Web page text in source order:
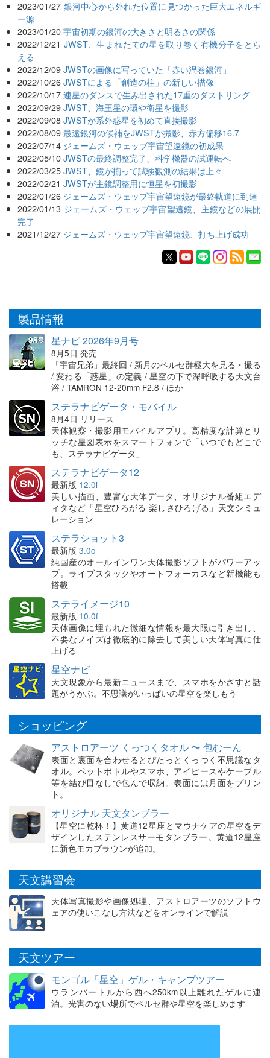
2023/01/27 銀河中心から外れた位置に見つかった巨大エネルギ
ー源
2023/01/20 宇宙初期の銀河の大きさと明るさの関係
2022/12/21 JWST、生まれたての星を取り巻く有機分子をとら
える
2022/12/09 JWSTの画像に写っていた「赤い渦巻銀河」
2022/10/26 JWSTによる「創造の柱」の新しい描像
2022/10/17 連星のダンスで生み出された17重のダストリング
2022/09/29 JWST、海王星の環や衛星を撮影
2022/09/08 JWSTが系外惑星を初めて直接撮影
2022/08/09 最遠銀河の候補をJWSTが撮影、赤方偏移16.7
2022/07/14 ジェームズ・ウェッブ宇宙望遠鏡の初成果
2022/05/10 JWSTの最終調整完了、科学機器の試運転へ
2022/03/25 JWST、鏡が揃って試験観測の結果は上々
2022/02/21 JWSTが主鏡調整用に恒星を初撮影
2022/01/26 ジェームズ・ウェッブ宇宙望遠鏡が最終軌道に到達
2022/01/13 ジェームズ・ウェッブ宇宙望遠鏡、主鏡などの展開
完了
2021/12/27 ジェームズ・ウェッブ宇宙望遠鏡、打ち上げ成功
製品情報
星ナビ 2026年9月号
8月5日 発売
「宇宙兄弟」最終回 / 新月のペルセ群極大を見る・撮る
/ 変わる「惑星」の定義 / 星空の下で深呼吸する天文台
浴 / TAMRON 12-20mm F2.8 / ほか
ステラナビゲータ・モバイル
8月4日 リリース
天体観察・撮影用モバイルアプリ。高精度な計算とリ
ッチな星図表示をスマートフォンで「いつでもどこで
も、ステラナビゲータ」
ステラナビゲータ12
最新版 12.0i
美しい描画、豊富な天体データ、オリジナル番組エデ
ィタなど「星空ひろがる 楽しさひろげる」天文シミュ
レーション
ステラショット3
最新版 3.0o
純国産のオールインワン天体撮影ソフトがパワーアッ
プ。ライブスタックやオートフォーカスなど新機能も
搭載
ステライメージ10
最新版 10.0f
天体画像に埋もれた微細な情報を最大限に引き出し、
不要なノイズは徹底的に除去して美しい天体写真に仕
上げる
星空ナビ
天文現象から最新ニュースまで、スマホをかざすと話
題がうかぶ。不思議がいっぱいの星空を楽しもう
ショッピング
アストロアーツ くっつくタオル 〜 包むーん
表面と裏面を合わせるとぴたっとくっつく不思議なタ
オル。ペットボトルやスマホ、アイピースやケーブル
等を結び目なしで包んで収納。表面には月面をプリン
ト。
オリジナル 天文タンブラー
【星空に乾杯！】黄道12星座とマウナケアの星空をデ
ザインしたステンレスサーモタンブラー。黄道12星座
に新色モカブラウンが追加。
天文講習会
天体写真撮影や画像処理、アストロアーツのソフトウ
ェアの使いこなし方法などをオンラインで解説
天文ツアー
モンゴル「星空」ゲル・キャンプツアー
ウランバートルから西へ250km以上離れたゲルに連
泊。光害のない場所でペルセ群や星空を楽しめます